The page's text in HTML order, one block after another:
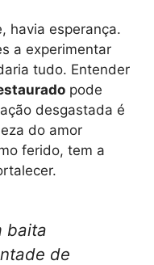
havia esperança.
a experimentar
tudo. Entender
pode
desgastada é
do amor
ferido, tem a
baita
de